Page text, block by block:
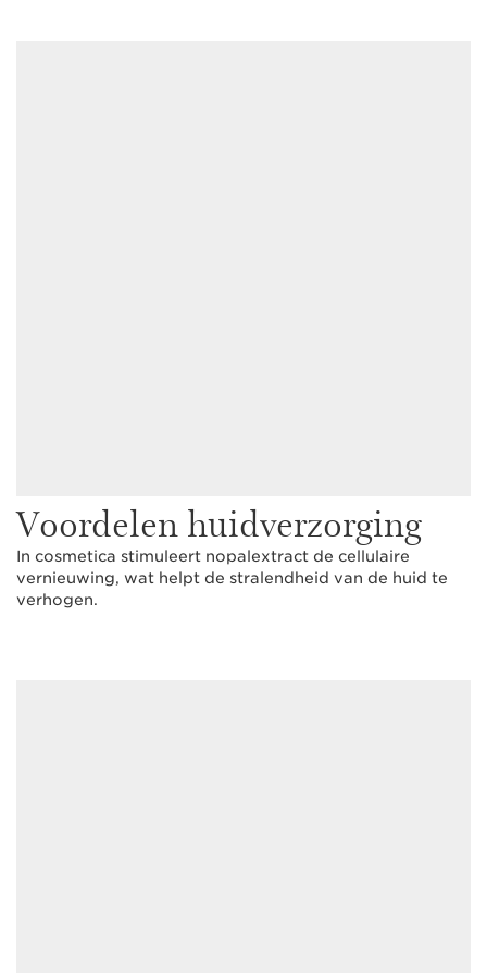
Voordelen huidverzorging
In cosmetica stimuleert nopalextract de cellulaire
vernieuwing, wat helpt de stralendheid van de huid te
verhogen.